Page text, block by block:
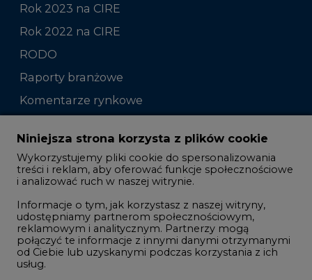
Rok 2023 na CIRE
Rok 2022 na CIRE
RODO
Raporty branżowe
Komentarze rynkowe
Zmiany kadrowe na rynku
Studio CIRE
Rozmowy o energetyce
Gospodarka
Geopolityka
LTE450
Niniejsza strona korzysta z plików cookie
Wykorzystujemy pliki cookie do spersonalizowania
treści i reklam, aby oferować funkcje społecznościowe
i analizować ruch w naszej witrynie.
Informacje o tym, jak korzystasz z naszej witryny,
udostępniamy partnerom społecznościowym,
reklamowym i analitycznym. Partnerzy mogą
połączyć te informacje z innymi danymi otrzymanymi
od Ciebie lub uzyskanymi podczas korzystania z ich
usług.